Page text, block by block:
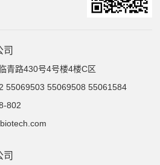
司
青路430号4号楼4楼C区
55069503 55069508 55061584
802
司